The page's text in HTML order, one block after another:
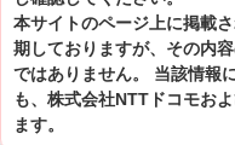
本サイトのページ上に掲載
期しておりますが、その内
ではありません。 当該情報
も、株式会社NTTドコモお
ます。